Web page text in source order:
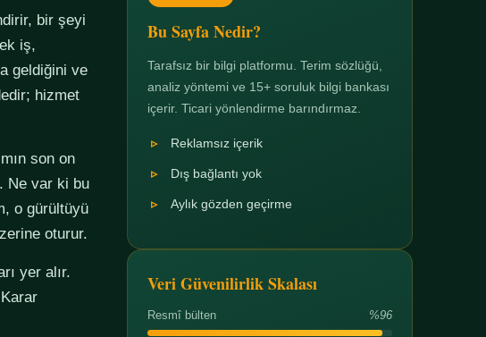
bir şeyi
iş,
geldiğini ve
hizmet
son on
Ne var ki bu
o gürültüyü
oturur.
yer alır.
Bu Sayfa Nedir?
Tarafsız bir bilgi platformu. Terim sözlüğü,
analiz yöntemi ve 15+ soruluk bilgi bankası
içerir. Ticari yönlendirme barındırmaz.
Reklamsız içerik
Dış bağlantı yok
Aylık gözden geçirme
Veri Güvenilirlik Skalası
Resmî bülten %96